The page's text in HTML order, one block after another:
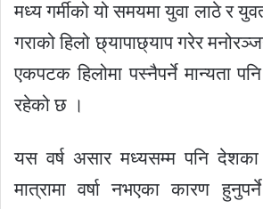
मध्य गर्मीको यो समयमा युवा लाठे र
गराको हिलो छ्यापाछ्याप गरेर
एकपटक हिलोमा पस्नैपर्ने मान्यता
रहेको छ ।
यस वर्ष असार मध्यसम्म पनि देशका
मात्रामा वर्षा नभएका कारण